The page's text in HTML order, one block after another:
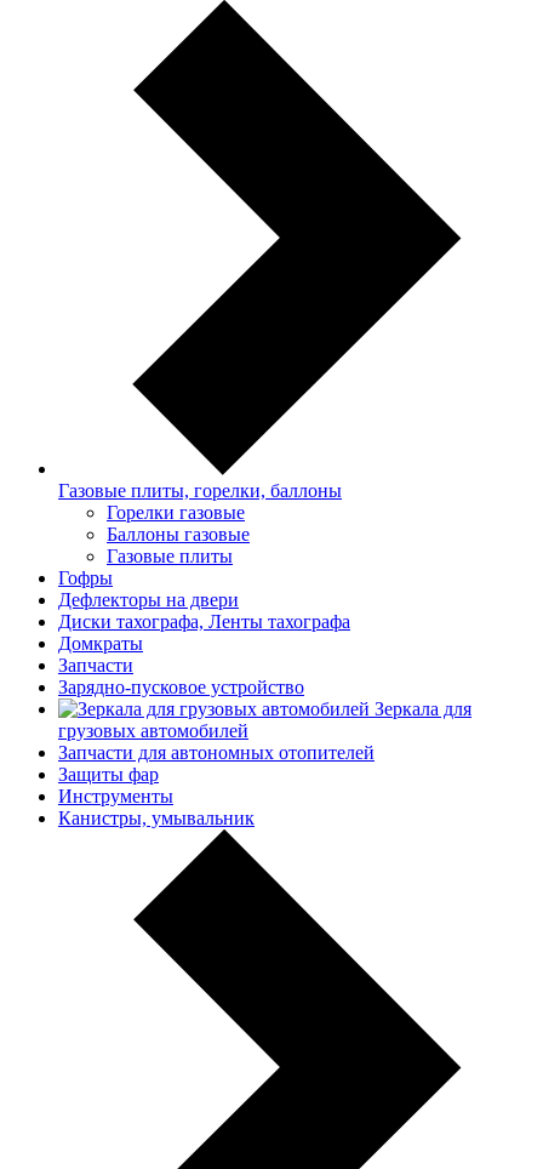
Газовые плиты, горелки, баллоны
Горелки газовые
Баллоны газовые
Газовые плиты
Гофры
Дефлекторы на двери
Диски тахографа, Ленты тахографа
Домкраты
Запчасти
Зарядно-пусковое устройство
Зеркала для
грузовых автомобилей
Запчасти для автономных отопителей
Защиты фар
Инструменты
Канистры, умывальник